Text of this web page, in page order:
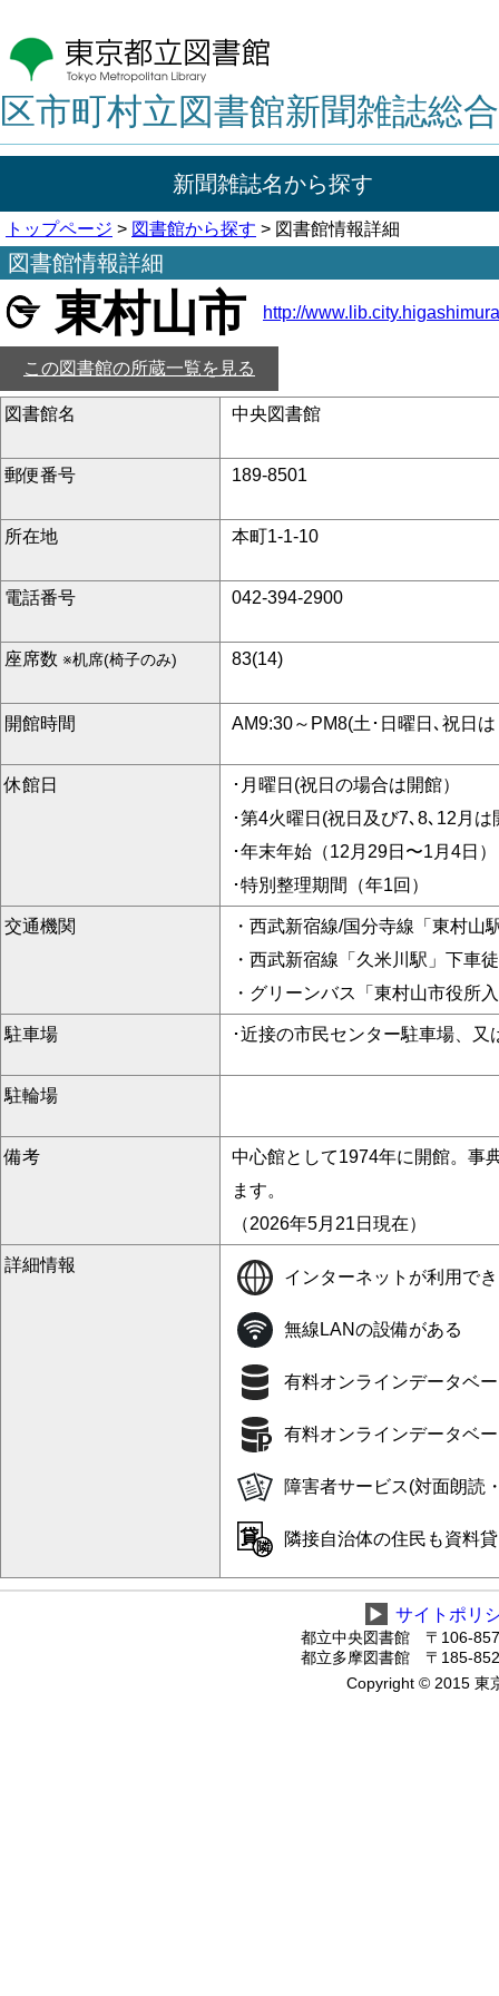
区市町村立図書館新聞雑誌総
新聞雑誌名から探す
トップページ > 図書館から探す > 図書館情報詳細
図書館情報詳細
東村山市 http://
この図書館の所蔵一覧を見る
図書館名 中央図書館
郵便番号 189-8501
所在地 本町1-1-10
電話番号 042-394-2900
座席数 ※机席(椅子のみ) 83(14)
開館時間 AM9:30～PM8(土･日曜日､祝日
休館日
･月曜日(祝日の場合は開館）
･第4火曜日(祝日及び7､8､12月は
･年末年始（12月29日〜1月4日）
･特別整理期間（年1回）
交通機関
・西武新宿線/国分寺線「東村山
・西武新宿線「久米川駅」下車
・グリーンバス「東村山市役所
駐車場 ･近接の市民センター駐車場、
駐輪場
備考
中心館として1974年に開館。事
ます。
（2026年5月21日現在）
詳細情報
インターネットが利用で
無線LANの設備がある
有料オンラインデータベ
有料オンラインデータベ
障害者サービス(対面朗読
隣接自治体の住民も資料
▶ サイトポリ
都立中央図書館 〒106-
都立多摩図書館 〒185-
Copyright © 2015 東